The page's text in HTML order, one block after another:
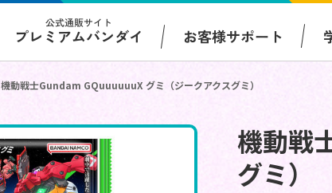
公式通販サイト
プレミアムバンダイ お客様サポート
機動戦士Gundam GQuuuuuuX グミ（ジークアクスグミ）
機動戦
グミ）